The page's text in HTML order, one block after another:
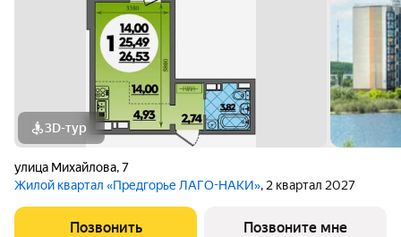
3D-тур
улица Михайлова,7
Жилой квартал «Предгорье ЛАГО-НАКИ», 2 квартал 2027
Позвонить Позвоните мне